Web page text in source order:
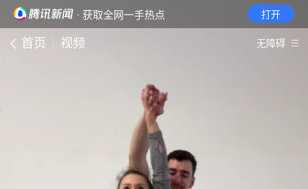
· 获取全网一手热点 打开
首页 视频 无障碍